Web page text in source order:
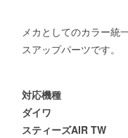
メカとしてのカラー統
スアップパーツです。
対応機種
ダイワ
スティーズAIR TW